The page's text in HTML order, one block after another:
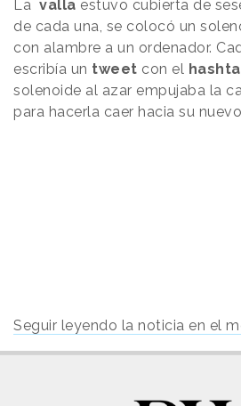
La valla estuvo cubierta de
de cada una, se colocó un
con alambre a un ordenador.
escribía un tweet con el
solenoide al azar empujaba la
para hacerla caer hacia su
Seguir leyendo la noticia en el